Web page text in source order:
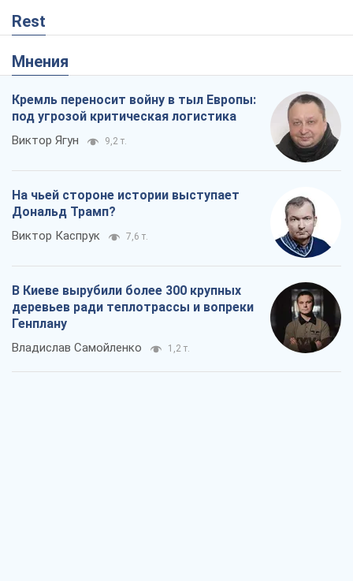
Rest
Мнения
Кремль переносит войну в тыл Европы:
под угрозой критическая логистика
Виктор Ягун 9,2 т.
На чьей стороне истории выступает
Дональд Трамп?
Виктор Каспрук 7,6 т.
В Киеве вырубили более 300 крупных
деревьев ради теплотрассы и вопреки
Генплану
Владислав Самойленко 1,2 т.